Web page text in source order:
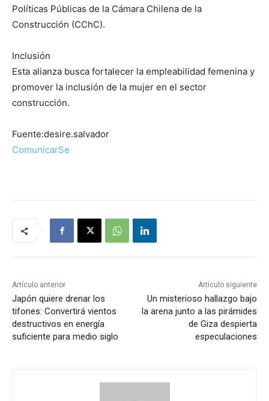
Políticas Públicas de la Cámara Chilena de la
Construcción (CChC).
Inclusión
Esta alianza busca fortalecer la empleabilidad femenina y
promover la inclusión de la mujer en el sector
construcción.
Fuente:desire.salvador
ComunicarSe
Artículo anterior
Japón quiere drenar los
tifones: Convertirá vientos
destructivos en energía
suficiente para medio siglo
Artículo siguiente
Un misterioso hallazgo bajo
la arena junto a las pirámides
de Giza despierta
especulaciones